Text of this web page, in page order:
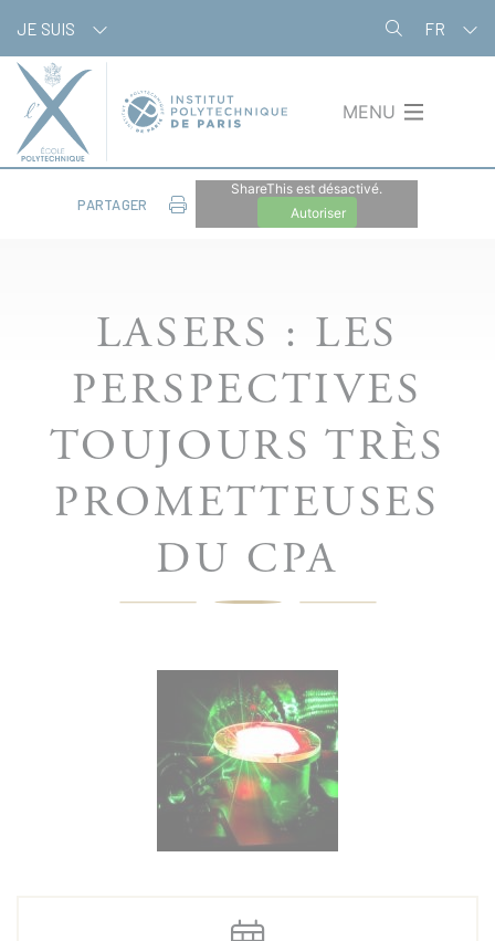
au
contenu
principal
JE SUIS FR
MENU
PARTAGER
ShareThis est désactivé.
Autoriser
LASERS : LES
PERSPECTIVES
TOUJOURS TRÈS
PROMETTEUSES
DU CPA